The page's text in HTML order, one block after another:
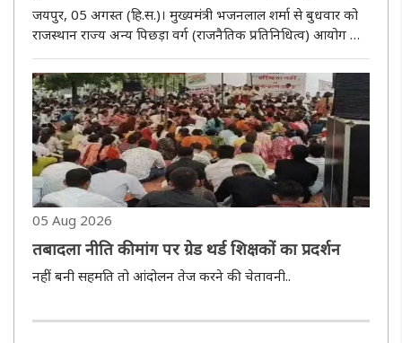
प्रतिनिधित्व) आयोग ने सौंपा प्रतिवेदन
जयपुर, 05 अगस्त (हि.स.)। मुख्यमंत्री भजनलाल शर्मा से बुधवार को
राजस्थान राज्य अन्य पिछड़ा वर्ग (राजनैतिक प्रतिनिधित्व) आयोग के
अध्यक्ष मदनलाल भाटी एवं सदस्यों ने भेंट कर पंचायती एवं नगरीय
निकायों में ओबीसी आरक्षण के संबंध में वर्ष 2026 का प्रतिवेदन..
05 Aug 2026
तबादला नीति की मांग पर ग्रेड थर्ड शिक्षकों का प्रदर्शन
नहीं बनी सहमति तो आंदोलन तेज करने की चेतावनी..